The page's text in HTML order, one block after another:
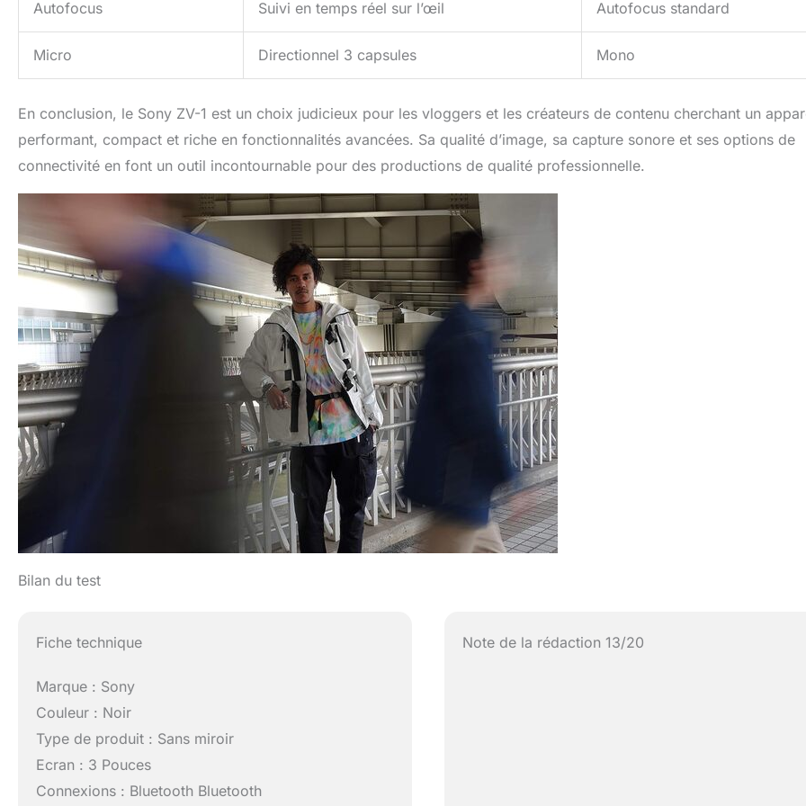
Autofocus Suivi en temps réel sur l’œil Autofocus standard
Micro Directionnel 3 capsules Mono
En conclusion, le Sony ZV-1 est un choix judicieux pour les vloggers et les créateurs de contenu cherchant un
performant, compact et riche en fonctionnalités avancées. Sa qualité d’image, sa capture sonore et ses options de
connectivité en font un outil incontournable pour des productions de qualité professionnelle.
Bilan du test
Fiche technique
Marque : Sony
Couleur : Noir
Type de produit : Sans miroir
Ecran : 3 Pouces
Connexions : Bluetooth Bluetooth
Note de la rédaction 13/20